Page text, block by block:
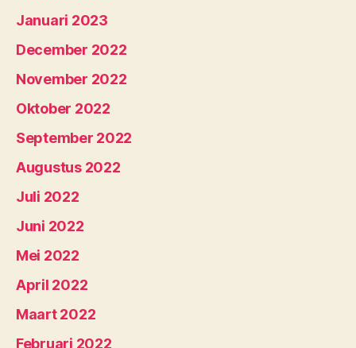
Januari 2023
December 2022
November 2022
Oktober 2022
September 2022
Augustus 2022
Juli 2022
Juni 2022
Mei 2022
April 2022
Maart 2022
Februari 2022